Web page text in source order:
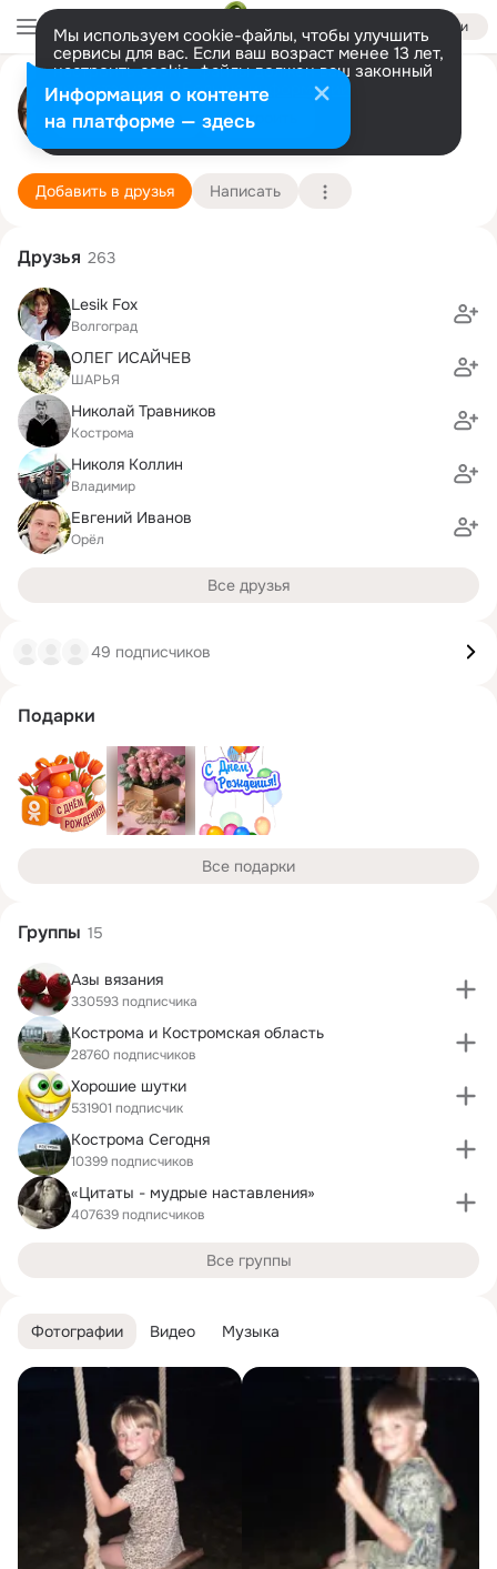
Войти
Мы используем cookie-файлы, чтобы улучшить
сервисы для вас. Если ваш возраст менее 13 лет,
настроить cookie-файлы должен ваш законный
представитель. Больше информации
Разрешить все Настроить
Светлана Сайкина (Иванова)
Нижний Новгород
32 лицей
Подробнее
Добавить в друзья Написать
Фотографии Видео Музыка
Друзья 263
Lesik Fox
Волгоград
ОЛЕГ ИСАЙЧЕВ
ШАРЬЯ
Николай Травников
Кострома
Николя Коллин
Владимир
Евгений Иванов
Орёл
Все друзья
49 подписчиков
Подарки
Все подарки
Группы 15
Азы вязания
330593 подписчика
Кострома и Костромская область
28760 подписчиков
Хорошие шутки
531901 подписчик
Кострома Сегодня
10399 подписчиков
«Цитаты - мудрые наставления»
407639 подписчиков
Все группы
Информация о контенте
на платформе — здесь